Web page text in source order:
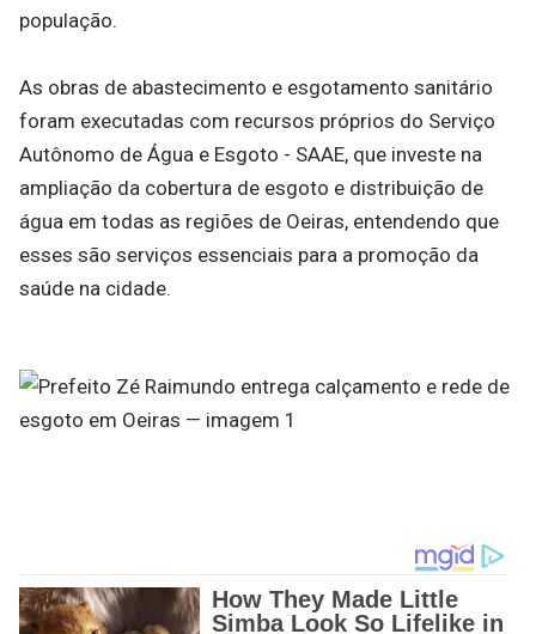
população.
As obras de abastecimento e esgotamento sanitário
foram executadas com recursos próprios do Serviço
Autônomo de Água e Esgoto - SAAE, que investe na
ampliação da cobertura de esgoto e distribuição de
água em todas as regiões de Oeiras, entendendo que
esses são serviços essenciais para a promoção da
saúde na cidade.